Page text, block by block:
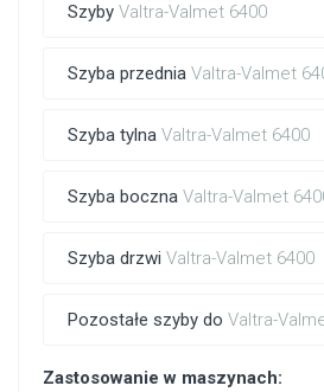
Szyby Valtra-Valmet 6400
Szyba przednia Valtra-Valmet
Szyba tylna Valtra-Valmet 6400
Szyba boczna Valtra-Valmet
Szyba drzwi Valtra-Valmet 6400
Pozostałe szyby do Valtra-
Zastosowanie w maszynach: